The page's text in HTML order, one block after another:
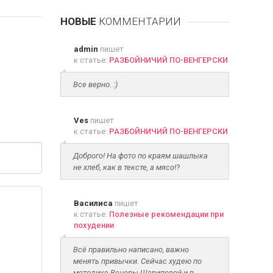
НОВЫЕ КОММЕНТАРИИ
admin пишет
к статье: РАЗБОЙНИЧИЙ ПО-ВЕНГЕРСКИ
Все верно. :)
Vesпишет
к статье: РАЗБОЙНИЧИЙ ПО-ВЕНГЕРСКИ
Доброго! На фото по краям шашлыка
не хлеб, как в тексте, а мясо!?
Василиса пишет
к статье: Полезные рекомендации при
похудении
Всё правильно написано, важно
менять привычки. Сейчас худею по